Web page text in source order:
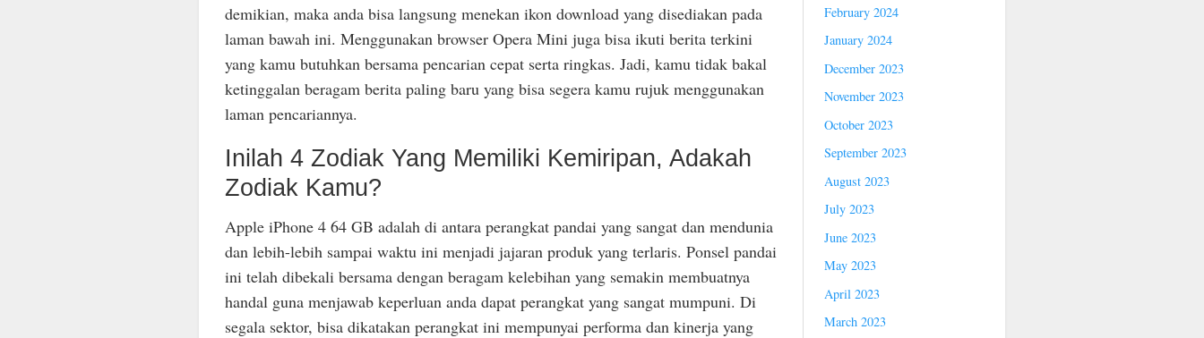
demikian, maka anda bisa langsung menekan ikon download yang disediakan pada
laman bawah ini. Menggunakan browser Opera Mini juga bisa ikuti berita terkini
yang kamu butuhkan bersama pencarian cepat serta ringkas. Jadi, kamu tidak bakal
ketinggalan beragam berita paling baru yang bisa segera kamu rujuk menggunakan
laman pencariannya.
Inilah 4 Zodiak Yang Memiliki Kemiripan, Adakah
Zodiak Kamu?
Apple iPhone 4 64 GB adalah di antara perangkat pandai yang sangat dan mendunia
dan lebih-lebih sampai waktu ini menjadi jajaran produk yang terlaris. Ponsel pandai
ini telah dibekali bersama dengan beragam kelebihan yang semakin membuatnya
handal guna menjawab keperluan anda dapat perangkat yang sangat mumpuni. Di
segala sektor, bisa dikatakan perangkat ini mempunyai performa dan kinerja yang
February 2024
January 2024
December 2023
November 2023
October 2023
September 2023
August 2023
July 2023
June 2023
May 2023
April 2023
March 2023